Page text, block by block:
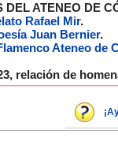
ATENEO DE
Rafael Mir.
Juan Bernier.
Ateneo de
relación de